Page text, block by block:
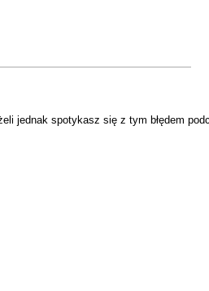
jednak spotykasz się z tym błędem